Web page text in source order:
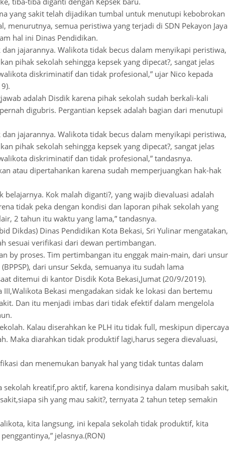
yang sakit telah dijadikan tumbal untuk menutupi kebobrokan
menurutnya, semua peristiwa yang terjadi di SDN Pekayon Jaya
hal ini Dinas Pendidikan.
jajarannya. Walikota tidak becus dalam menyikapi peristiwa,
pihak sekolah sehingga kepsek yang dipecat?, sangat jelas
diskriminatif dan tidak profesional,” ujar Nico kepada
adalah Disdik karena pihak sekolah sudah berkali-kali
digubris. Pergantian kepsek adalah bagian dari menutupi
jajarannya. Walikota tidak becus dalam menyikapi peristiwa,
pihak sekolah sehingga kepsek yang dipecat?, sangat jelas
diskriminatif dan tidak profesional,” tandasnya.
atau dipertahankan karena sudah memperjuangkan hak-hak
Kok malah diganti?, yang wajib dievaluasi adalah
tidak peka dengan kondisi dan laporan pihak sekolah yang
2 tahun itu waktu yang lama,” tandasnya.
Dikdas) Dinas Pendidikan Kota Bekasi, Sri Yulinar mengatakan,
sesuai verifikasi dari dewan pertimbangan.
by proses. Tim pertimbangan itu enggak main-main, dari unsur
dari unsur Sekda, semuanya itu sudah lama
ditemui di kantor Disdik Kota Bekasi,Jumat (20/9/2019).
III,Walikota Bekasi mengadakan sidak ke lokasi dan bertemu
Dan itu menjadi imbas dari tidak efektif dalam mengelola
Kalau diserahkan ke PLH itu tidak full, meskipun dipercaya
Maka diarahkan tidak produktif lagi,harus segera dievaluasi,
dan menemukan banyak hal yang tidak tuntas dalam
sekolah kreatif,pro aktif, karena kondisinya dalam musibah sakit,
sih yang mau sakit?, ternyata 2 tahun tetep semakin
kita langsung, ini kepala sekolah tidak produktif, kita
jelasnya.(RON)